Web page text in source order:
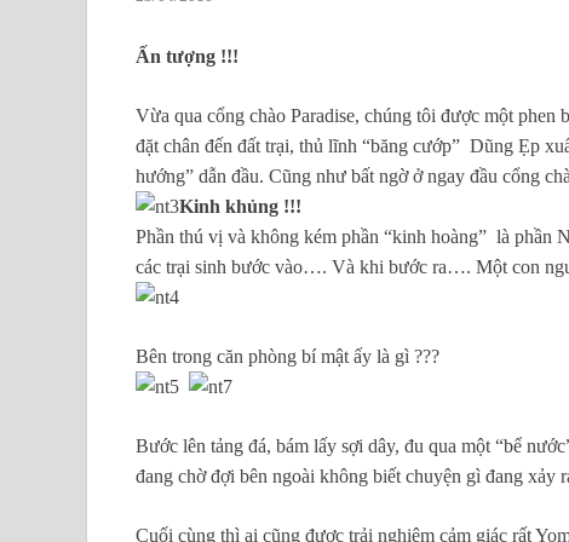
Ấn tượng !!!
Vừa qua cổng chào Paradise, chúng tôi được một
đặt chân đến đất trại, thủ lĩnh “băng cướp” Dũng Ẹp
hướng” dẫn đầu. Cũng như bất ngờ ở ngay đầu cổng
Kinh khủng !!!
Phần thú vị và không kém phần “kinh hoàng” là phần
các trại sinh bước vào…. Và khi bước ra…. Một con
Bên trong căn phòng bí mật ấy là gì ???
Bước lên tảng đá, bám lấy sợi dây, đu qua một “bể
đang chờ đợi bên ngoài không biết chuyện gì đang xảy
Cuối cùng thì ai cũng được trải nghiệm cảm giác rất